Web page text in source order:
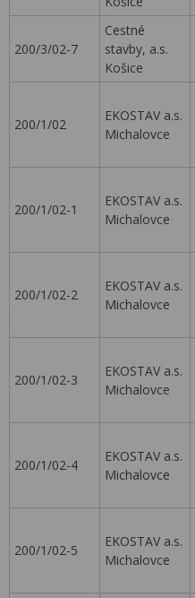
200/3/02-7
Cestné
stavby, a.s.
Košice
200/1/02
EKOSTAV a.s.
Michalovce
200/1/02-1
EKOSTAV a.s.
Michalovce
200/1/02-2
EKOSTAV a.s.
Michalovce
200/1/02-3
EKOSTAV a.s.
Michalovce
200/1/02-4
EKOSTAV a.s.
Michalovce
200/1/02-5
EKOSTAV a.s.
Michalovce